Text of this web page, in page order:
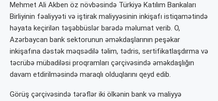
Mehmet Ali Akben öz növbəsində Türkiyə Katılım Bankaları
Birliyinin fəaliyyəti və iştirak maliyyəsinin inkişafı istiqamətində
həyata keçirilən təşəbbüslər barədə məlumat verib. O,
Azərbaycan bank sektorunun əməkdaşlarının peşəkar
inkişafına dəstək məqsədilə təlim, tədris, sertifikatlaşdırma və
təcrübə mübadiləsi proqramları çərçivəsində əməkdaşlığın
davam etdirilməsində maraqlı olduqlarını qeyd edib.
Görüş çərçivəsində tərəflər iki ölkənin bank və maliyyə